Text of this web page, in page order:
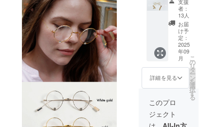
ネ拭き
が同封
されま
す。 3
色のお
色から
お選び
くださ
い。
♢Mater
ベータ
合金 / ス
テンレ
際は備
考欄に
ご記載
くださ
い。 涙
をホー
ルドし
たデザ
インの
ジュエ
商品に
は眼鏡
ケース
とメガ
手紙】
販売予
定価格
68,000
円→早
期予約
割引価
59,000
円 イヤ
リング
をして
いるよ
うに耳
元でフ
リンジ
者：
13人
お届
け予
定：
2025
年09
月
詳細を見る
こ
の
リ
タ
ー
ン
を
選
択
す
る
このプロ
ジェクト